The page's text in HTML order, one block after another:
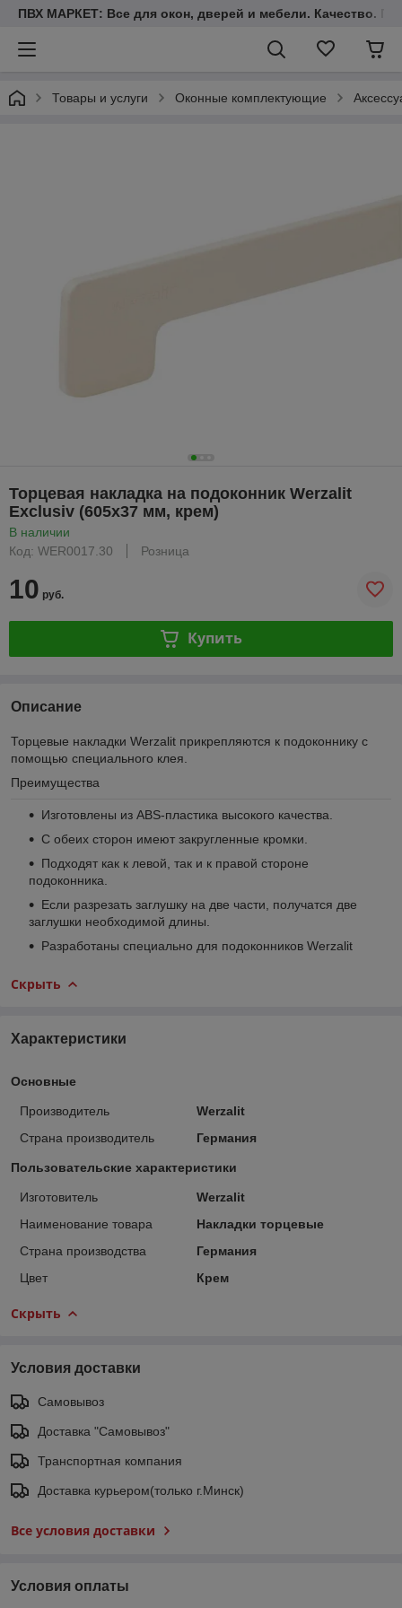
ПВХ МАРКЕТ: Все для окон, дверей и мебели. Качество.
Товары и услуги Оконные комплектующие
Торцевая накладка на подоконник Werzalit
Exclusiv (605x37 мм, крем)
В наличии
Код: WER0017.30
Розница
10 руб.
Купить
Описание
Торцевые накладки Werzalit прикрепляются к подоконнику с
помощью специального клея.
Преимущества
Изготовлены из ABS-пластика высокого качества.
С обеих сторон имеют закругленные кромки.
Подходят как к левой, так и к правой стороне
подоконника.
Если разрезать заглушку на две части, получатся две
заглушки необходимой длины.
Разработаны специально для подоконников Werzalit
Скрыть
Характеристики
Основные
Производитель
Werzalit
Страна производитель
Германия
Пользовательские характеристики
Изготовитель
Werzalit
Наименование товара
Накладки торцевые
Страна производства
Германия
Цвет
Крем
Скрыть
Условия доставки
Самовывоз
Доставка "Самовывоз"
Транспортная компания
Доставка курьером(только г.Минск)
Все условия доставки
Условия оплаты